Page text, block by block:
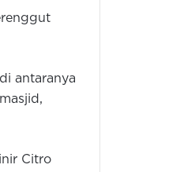
antaranya
Citro